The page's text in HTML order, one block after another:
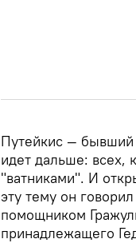
Путейкис — бывший
идет дальше: всех,
"ватниками". И
эту тему он
помощником
принадлежащего